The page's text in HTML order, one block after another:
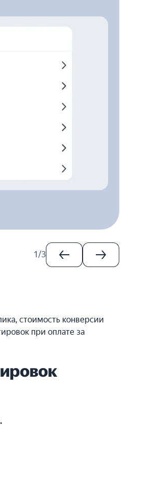
1/3
стоимость конверсии
при оплате за